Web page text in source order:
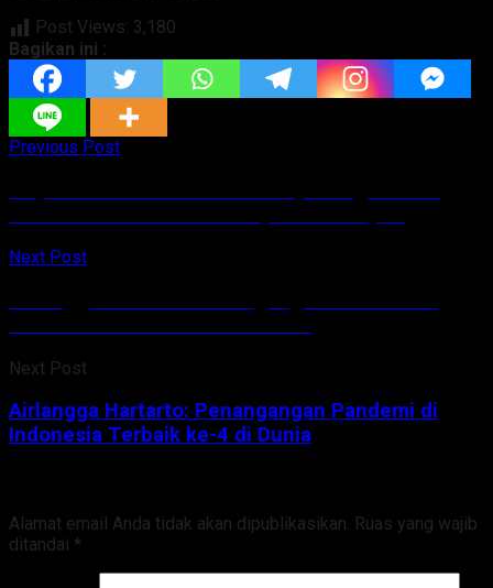
Post Views: 3,180
Bagikan ini :
Previous Post
Next Post
Next Post
Airlangga Hartarto: Penangangan Pandemi di
Indonesia Terbaik ke-4 di Dunia
Alamat email Anda tidak akan dipublikasikan. Ruas yang wajib
ditandai *